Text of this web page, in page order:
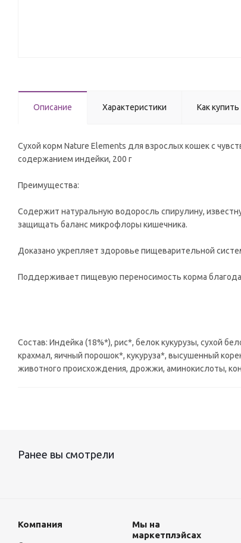
Описание Характеристики Как купить
Сухой корм Nature Elements для взрослых кошек с
содержанием индейки, 200 г
Преимущества:
Содержит натуральную водоросль спирулину,
защищать баланс микрофлоры кишечника.
Доказано укрепляет здоровье пищеварительной
Поддерживает пищевую переносимость корма
Состав: Индейка (18%*), рис*, белок кукурузы, сухой
крахмал, яичный порошок*, кукуруза*, высушенный
животного происхождения, дрожжи, аминокислоты,
Ранее вы смотрели
Компания
Мы на
маркетплэйсах